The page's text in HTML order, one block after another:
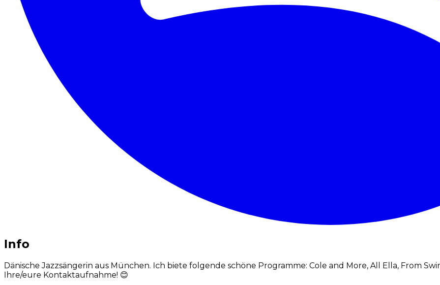
Info
Dänische Jazzsängerin aus München. Ich biete folgende schöne Programme: Cole and More, All Ella, From
Ihre/eure Kontaktaufnahme! 😊